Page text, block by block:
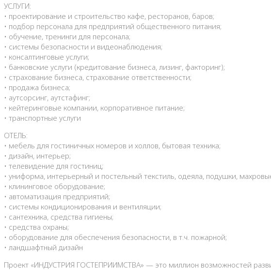
УСЛУГИ:
• проектирование и строительство кафе, ресторанов, баров;
• подбор персонала для предприятий общественного питания;
• обучение, тренинги для персонала;
• системы безопасности и видеонаблюдения;
• консалтинговые услуги;
• банковские услуги (кредитование бизнеса, лизинг, факторинг);
• страхование бизнеса, страхование ответственности;
• продажа бизнеса;
• аутсорсинг, аутстафинг;
• кейтеринговые компании, корпоративное питание;
• транспортные услуги
ОТЕЛЬ:
• мебель для гостиничных номеров и холлов, бытовая техника;
• дизайн, интерьер;
• телевидение для гостиниц;
• униформа, интерьерный и постельный текстиль, одеяла, подушки,
• клининговое оборудование;
• автоматизация предприятий;
• системы кондиционирования и вентиляции;
• сантехника, средства гигиены;
• средства охраны;
• оборудование для обеспечения безопасности, в т.ч. пожарной;
• ландшафтный дизайн
Проект «ИНДУСТРИЯ ГОСТЕПРИИМСТВА» — это миллион возможностей